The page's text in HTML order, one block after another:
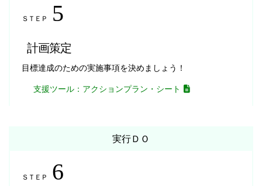
ＳＴＥＰ 5
計画策定
目標達成のための実施事項を決めましょう！
支援ツール：アクションプラン・シート
実行ＤＯ
ＳＴＥＰ 6